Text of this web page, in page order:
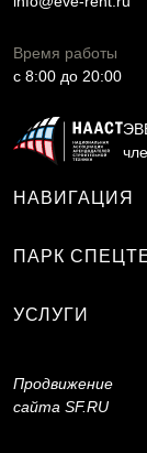
Время работы
c 8:00 до 20:00
НАВИГАЦИЯ
ПАРК
УСЛУГИ
Продвижение
сайта SF.RU